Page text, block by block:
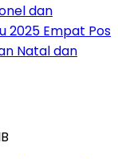
dan
2025 Empat Pos
Natal dan